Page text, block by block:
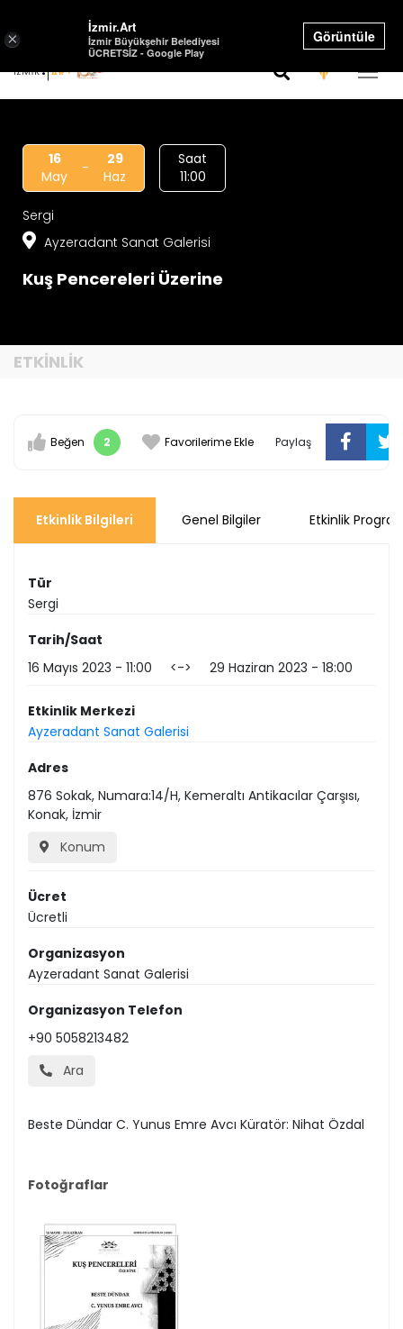
Select Language
16
May
-
29
Haz
Saat
11:00
Sergi
Ayzeradant Sanat Galerisi
Kuş Pencereleri Üzerine
ETKİNLİK
Beğen 2 Favorilerime Ekle Paylaş
Etkinlik Bilgileri Genel Bilgiler Etkinlik
Tür
Sergi
Tarih/Saat
16 Mayıs 2023
11:00 <-> 29 Haziran 2023 18:00
Etkinlik Merkezi
Ayzeradant Sanat Galerisi
Adres
876 Sokak, Numara:14/H, Kemeraltı Antikacılar Çarşısı,
Konak, İzmir
Konum
Ücret
Ücretli
Organizasyon
Ayzeradant Sanat Galerisi
Organizasyon Telefon
+90 5058213482
Ara
Beste Dündar C. Yunus Emre Avcı Küratör: Nihat Özdal
Fotoğraflar
×
İzmir.Art
İzmir Büyükşehir Belediyesi
ÜCRETSİZ - Google Play
Görüntüle